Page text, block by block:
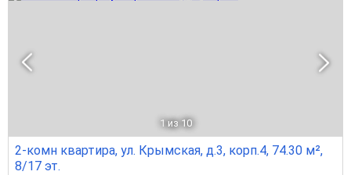
1 из 10
2-комн квартира, ул. Крымская, д.3, корп.4, 74.30 м²,
8/17 эт.